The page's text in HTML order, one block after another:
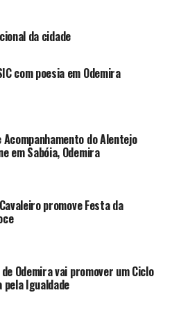
da cidade
com poesia em Odemira
Acompanhamento do Alentejo
em Sabóia, Odemira
promove Festa da
Odemira vai promover um Ciclo
pela Igualdade